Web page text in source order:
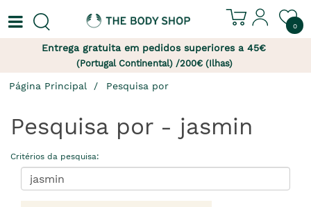
0
Entrega gratuita em pedidos superiores a 45€
(Portugal Continental) /200€ (Ilhas)
Página Principal Pesquisa por
Pesquisa por - jasmin
Critérios da pesquisa: